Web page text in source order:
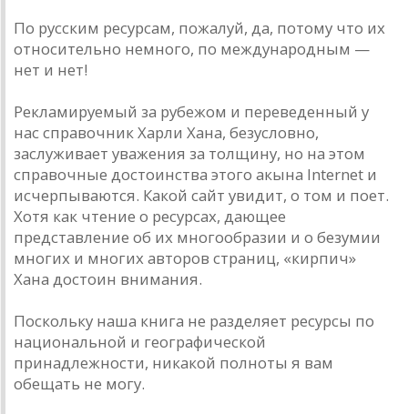
По русским ресурсам, пожалуй, да, потому что их
относительно немного, по международным —
нет и нет!
Рекламируемый за рубежом и переведенный у
нас справочник Харли Хана, безусловно,
заслуживает уважения за толщину, но на этом
справочные достоинства этого акына Internet и
исчерпываются. Какой сайт увидит, о том и поет.
Хотя как чтение о ресурсах, дающее
представление об их многообразии и о безумии
многих и многих авторов страниц, «кирпич»
Хана достоин внимания.
Поскольку наша книга не разделяет ресурсы по
национальной и географической
принадлежности, никакой полноты я вам
обещать не могу.